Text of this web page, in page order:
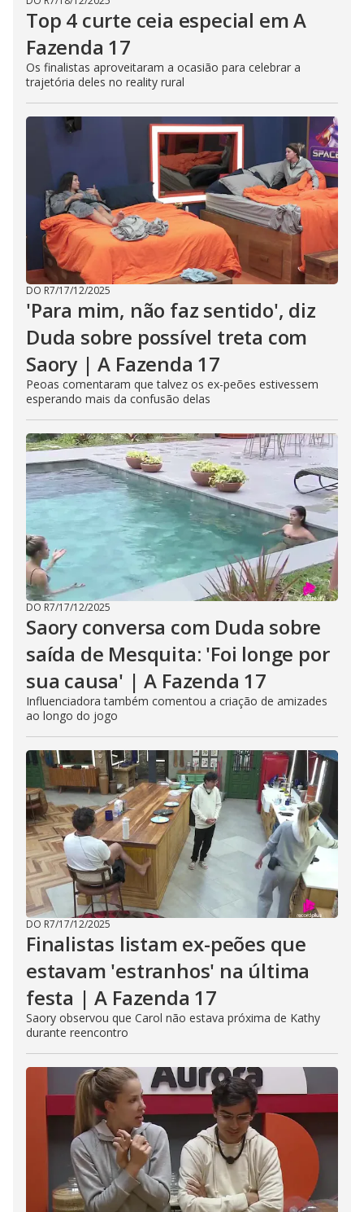
Top 4 curte ceia especial em A
Fazenda 17
Os finalistas aproveitaram a ocasião para celebrar a
trajetória deles no reality rural
DO R7/17/12/2025
'Para mim, não faz sentido', diz
Duda sobre possível treta com
Saory | A Fazenda 17
Peoas comentaram que talvez os ex-peões estivessem
esperando mais da confusão delas
DO R7/17/12/2025
Saory conversa com Duda sobre
saída de Mesquita: 'Foi longe por
sua causa' | A Fazenda 17
Influenciadora também comentou a criação de amizades
ao longo do jogo
DO R7/17/12/2025
Finalistas listam ex-peões que
estavam 'estranhos' na última
festa | A Fazenda 17
Saory observou que Carol não estava próxima de Kathy
durante reencontro